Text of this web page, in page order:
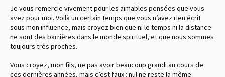
Je vous remercie vivement pour les aimables pensées que vous
avez pour moi. Voilà un certain temps que vous n’avez rien écrit
sous mon influence, mais croyez bien que ni le temps ni la distance
ne sont des barrières dans le monde spirituel, et que nous sommes
toujours très proches.
Vous croyez, mon fils, ne pas avoir beaucoup grandi au cours de
ces dernières années, mais c’est faux : nul ne reste la même